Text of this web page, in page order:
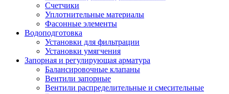
Счетчики
Уплотнительные материалы
Фасонные элементы
Водоподготовка
Установки для фильтрации
Установки умягчения
Запорная и регулирующая арматура
Балансировочные клапаны
Вентили запорные
Вентили распределительные и смесительные